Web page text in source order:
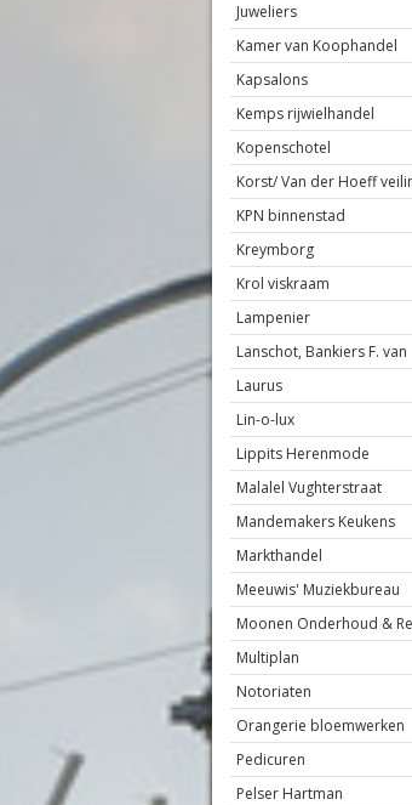
Juweliers
Kamer van Koophandel
Kapsalons
Kemps rijwielhandel
Kopenschotel
Korst/ Van der Hoeff
KPN binnenstad
Kreymborg
Krol viskraam
Lampenier
Lanschot, Bankiers F. van
Laurus
Lin-o-lux
Lippits Herenmode
Malalel Vughterstraat
Mandemakers Keukens
Markthandel
Meeuwis' Muziekbureau
Moonen Onderhoud &
Multiplan
Notoriaten
Orangerie bloemwerken
Pedicuren
Pelser Hartman